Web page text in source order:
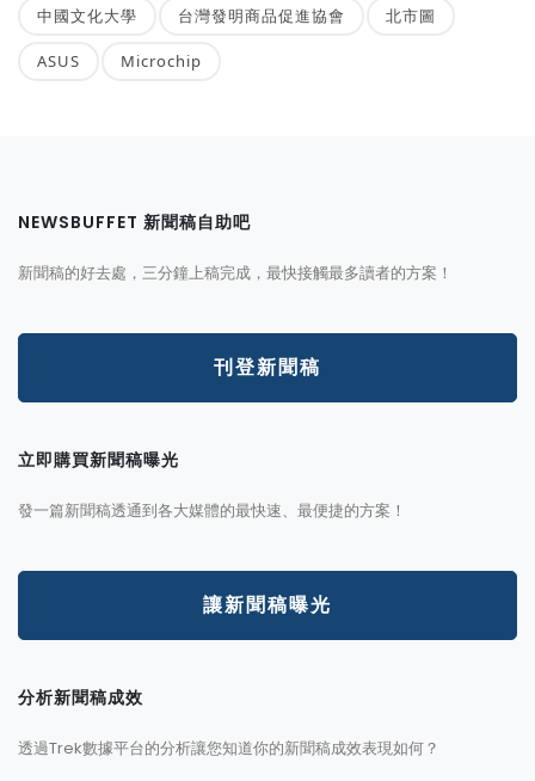
中國文化大學 台灣發明商品促進協會 北市圖
ASUS Microchip
NEWSBUFFET 新聞稿自助吧
新聞稿的好去處，三分鐘上稿完成，最快接觸最多讀者的方案！
刊登新聞稿
立即購買新聞稿曝光
發一篇新聞稿透通到各大媒體的最快速、最便捷的方案！
讓新聞稿曝光
分析新聞稿成效
透過Trek數據平台的分析讓您知道你的新聞稿成效表現如何？